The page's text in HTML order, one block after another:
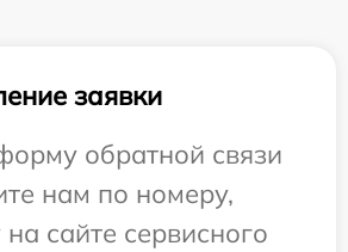
заявки
обратной связи
нам по номеру,
сайте сервисного